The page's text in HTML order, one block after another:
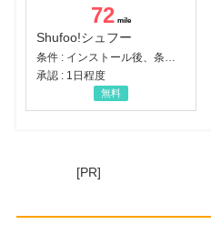
72
Shufoo!シュフー
承認 : 1日程度
無料
[PR]